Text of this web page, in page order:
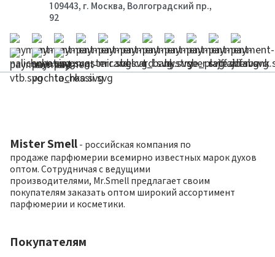
109443, г. Москва, Волгоградский пр.,
92
Mister Smell - российская компания по
продаже парфюмерии всемирно известных марок духов
оптом. Сотрудничая с ведущими
производителями, Mr.Smell предлагает своим
покупателям заказать оптом широкий ассортимент
парфюмерии и косметики.
Покупателям